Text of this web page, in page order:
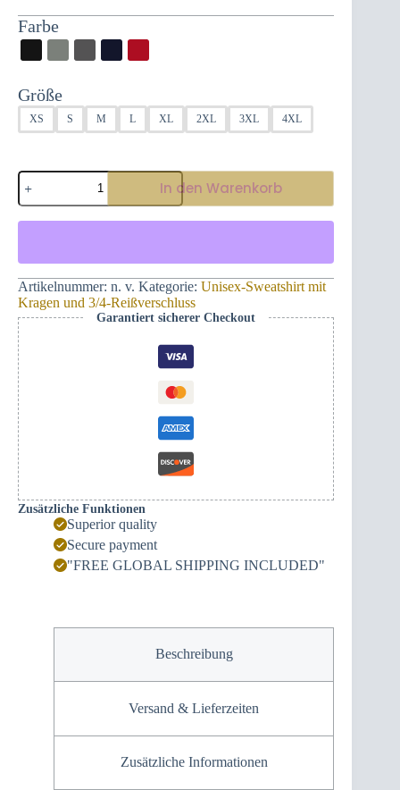
Farbe
Größe
XS S M L XL 2XL 3XL 4XL
Beeindruckendes,
schmal
geschnittenes
Sweatshirt
und
montenegrinischen
und
montenegrinischen
Designs
Menge
In den Warenkorb
Artikelnummer: n. v. Kategorie: Unisex-Sweatshirt mit
Kragen und 3/4-Reißverschluss
Garantiert sicherer Checkout
Zusätzliche Funktionen
Superior quality
Secure payment
"FREE GLOBAL SHIPPING INCLUDED"
Beschreibung
Versand & Lieferzeiten
Zusätzliche Informationen